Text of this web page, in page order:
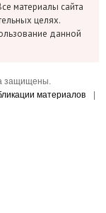
материалы сайта
целях.
данной
защищены.
материалов